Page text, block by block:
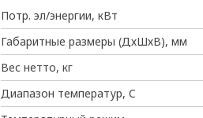
Потр. эл/энергии, кВт
Габаритные размеры (ДхШхВ), мм
Вес нетто, кг
Диапазон температур, C